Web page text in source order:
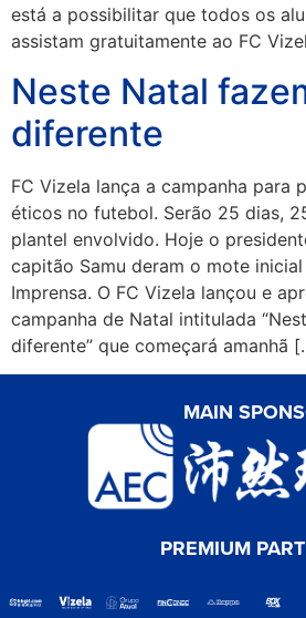
está a possibilitar que todos os
assistam gratuitamente ao FC
Neste Natal
diferente
FC Vizela lança a campanha para
éticos no futebol. Serão 25 dias,
plantel envolvido. Hoje o
capitão Samu deram o mote
Imprensa. O FC Vizela lançou e
campanha de Natal intitulada
diferente” que começará amanhã
MAIN
PREMIUM